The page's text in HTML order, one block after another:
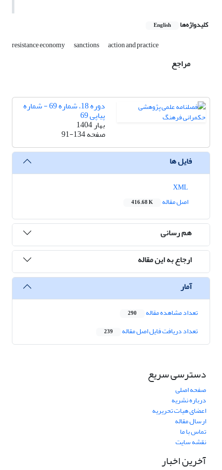
کلیدواژه‌ها English
resistance economy sanctions action and practice
مراجع
دوره 18، شماره 69 - شماره
پیاپی 69
بهار 1404
صفحه91-134
فایل ها
اصل مقاله
416.68 K
هم رسانی
ارجاع به این مقاله
آمار
تعداد مشاهده مقاله 290
تعداد دریافت فایل اصل مقاله 239
دسترسی سریع
صفحه اصلی
درباره نشریه
اعضای هیات تحریریه
ارسال مقاله
تماس با ما
نقشه سایت
آخرین اخبار